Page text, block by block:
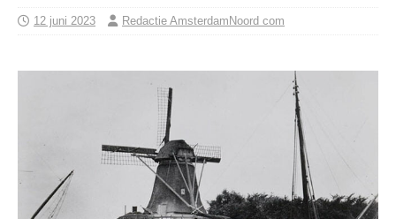
12 juni 2023 Redactie AmsterdamNoord com